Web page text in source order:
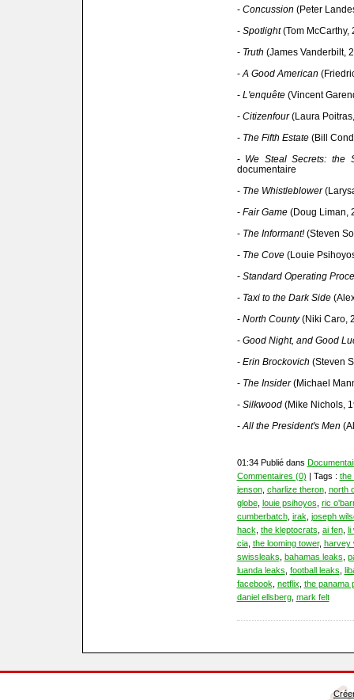
- Concussion (Peter
- Spotlight(Tom McCarthy,
- Truth (James Vanderbilt,
- A Good American
- L'enquête(Vincent
- Citizenfour(Laura
- The Fifth Estate(Bill
- We Steal Secrets: the
documentaire
- The Whistleblower
- Fair Game(Doug Liman,
- The Informant!(Steven
- The Cove(Louie
-Standard Operating
- Taxi to the Dark Side
- North County(Niki Caro,
- Good Night, and Good
- Erin Brockovich (Steven
- The Insider(Michael
- Silkwood(Mike Nichols,
- All the President's Men
01:34 Publié dans
Commentaires (0) | Tags : the
jenson, charlize theron, north
globe, louie psihoyos ric
cumberbatch, irak joseph
hack the kleptocrats ai fen, li
cia, the looming tower, harvey
swissleaks bahamas leaks
luanda leaks football leaks
facebook netflix the panama
daniel ellsberg, mark felt